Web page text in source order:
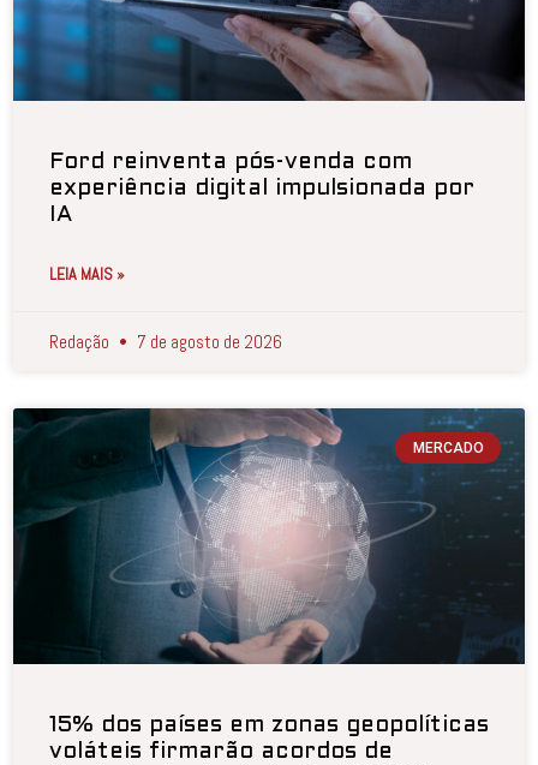
Ford reinventa pós-venda com
experiência digital impulsionada por
IA
LEIA MAIS »
Redação 7 de agosto de 2026
MERCADO
15% dos países em zonas geopolíticas
voláteis firmarão acordos de